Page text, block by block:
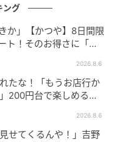
ポケモンフシギダ
・ツタージャ・ハ
ニャオハが集合し
のり塩味」
かな味わいに仕上げ
メン」です。
ング
か」【かつや】8日間限
ト！そのお得さに「何
2026.8.6
たな！「もうお店行か
200円台で楽しめる本
2026.8.6
せてくるんや！」吉野